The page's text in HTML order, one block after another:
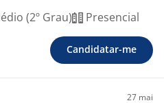
(2º Grau) Presencial
Candidatar-me
27 mai